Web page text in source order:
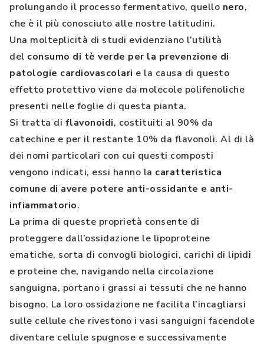
prolungando il processo fermentativo, quello nero,
che è il più conosciuto alle nostre latitudini.
Una molteplicità di studi evidenziano l’utilità
del consumo di tè verde per la prevenzione di
patologie cardiovascolari e la causa di questo
effetto protettivo viene da molecole polifenoliche
presenti nelle foglie di questa pianta.
Si tratta di flavonoidi, costituiti al 90% da
catechine e per il restante 10% da flavonoli. Al di là
dei nomi particolari con cui questi composti
vengono indicati, essi hanno la caratteristica
comune di avere potere anti-ossidante e anti-
infiammatorio.
La prima di queste proprietà consente di
proteggere dall’ossidazione le lipoproteine
ematiche, sorta di convogli biologici, carichi di lipidi
e proteine che, navigando nella circolazione
sanguigna, portano i grassi ai tessuti che ne hanno
bisogno. La loro ossidazione ne facilita l’incagliarsi
sulle cellule che rivestono i vasi sanguigni facendole
diventare cellule spugnose e successivamente